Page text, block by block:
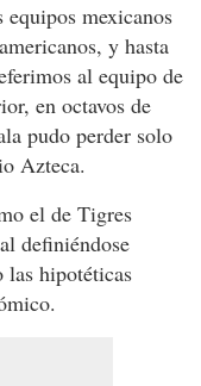
equipos mexicanos
y hasta
al equipo de
en octavos de
pudo perder solo
Azteca.
el de Tigres
definiéndose
las hipotéticas